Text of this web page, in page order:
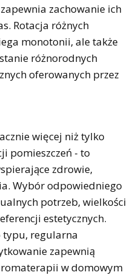
zachowanie ich
Rotacja różnych
monotonii, ale także
różnorodnych
oferowanych przez
więcej niż tylko
pomieszczeń - to
zdrowie,
Wybór odpowiedniego
potrzeb, wielkości
estetycznych.
typu, regularna
zapewnią
w domowym